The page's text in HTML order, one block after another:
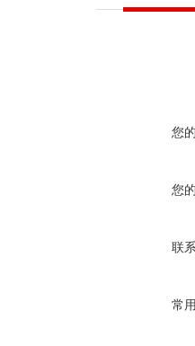
您
您
联
常